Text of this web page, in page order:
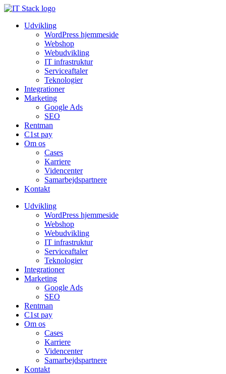
Udvikling
WordPress hjemmeside
Webshop
Webudvikling
IT infrastruktur
Serviceaftaler
Teknologier
Integrationer
Marketing
Google Ads
SEO
Rentman
C1st pay
Om os
Cases
Karriere
Videncenter
Samarbejdspartnere
Kontakt
Udvikling
WordPress hjemmeside
Webshop
Webudvikling
IT infrastruktur
Serviceaftaler
Teknologier
Integrationer
Marketing
Google Ads
SEO
Rentman
C1st pay
Om os
Cases
Karriere
Videncenter
Samarbejdspartnere
Kontakt